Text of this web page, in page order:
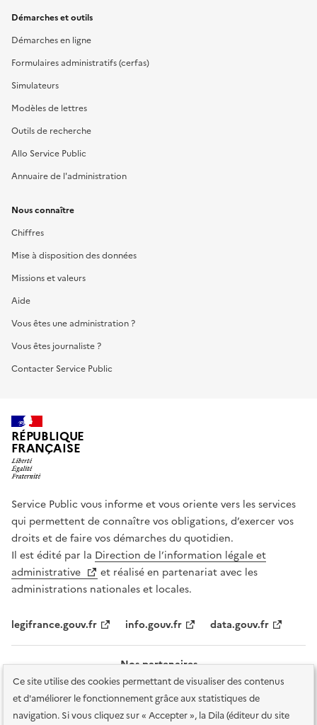
Ce site utilise des cookies permettant de visualiser des contenus
et d'améliorer le fonctionnement grâce aux statistiques de
navigation. Si vous cliquez sur « Accepter », la Dila (éditeur du site
Démarches et outils
Démarches en ligne
Formulaires administratifs (cerfas)
Simulateurs
Modèles de lettres
Outils de recherche
Allo Service Public
Annuaire de l'administration
Nous connaître
Chiffres
Mise à disposition des données
Missions et valeurs
Aide
Vous êtes une administration ?
Vous êtes journaliste ?
Contacter Service Public
RÉPUBLIQUE
FRANÇAISE
Service Public vous informe et vous oriente vers les services
qui permettent de connaître vos obligations, d’exercer vos
droits et de faire vos démarches du quotidien.
Il est édité par la Direction de l’information légale et
administrative
et réalisé en partenariat avec les
administrations nationales et locales.
legifrance.gouv.fr info.gouv.fr data.gouv.fr
Nos partenaires